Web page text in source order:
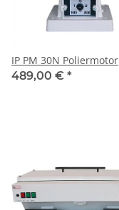
IP PM 30N Poliermotor
489,00 € *